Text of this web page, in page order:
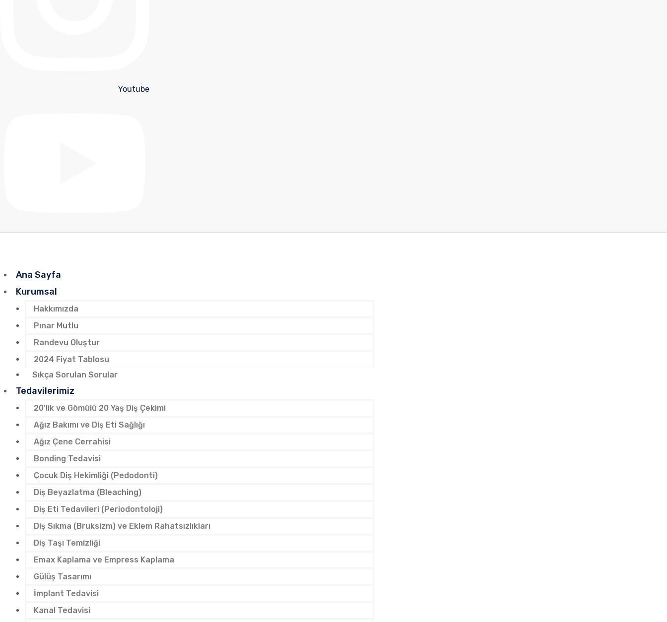
Youtube
Ana Sayfa
Kurumsal
Hakkımızda
Pınar Mutlu
Randevu Oluştur
2024 Fiyat Tablosu
Sıkça Sorulan Sorular
Tedavilerimiz
20’lik ve Gömülü 20 Yaş Diş Çekimi
Ağız Bakımı ve Diş Eti Sağlığı
Ağız Çene Cerrahisi
Bonding Tedavisi
Çocuk Diş Hekimliği (Pedodonti)
Diş Beyazlatma (Bleaching)
Diş Eti Tedavileri (Periodontoloji)
Diş Sıkma (Bruksizm) ve Eklem Rahatsızlıkları
Diş Taşı Temizliği
Emax Kaplama ve Empress Kaplama
Gülüş Tasarımı
İmplant Tedavisi
Kanal Tedavisi